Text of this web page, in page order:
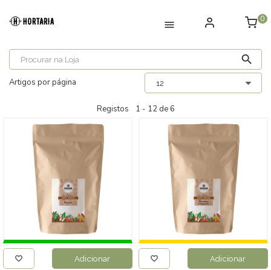
0
Artigos por página
Registos 1 - 12de 6
Adicionar Adicionar